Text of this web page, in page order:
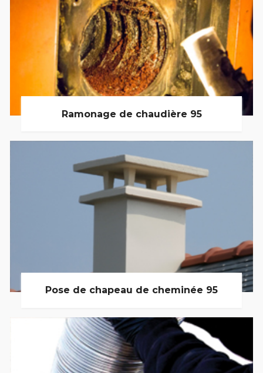
Ramonage de chaudière 95
Pose de chapeau de cheminée 95